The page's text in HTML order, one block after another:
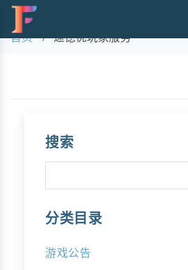
所有"速德优玩家服务"的文章
首页 速德优玩家服务
搜索
分类目录
游戏公告